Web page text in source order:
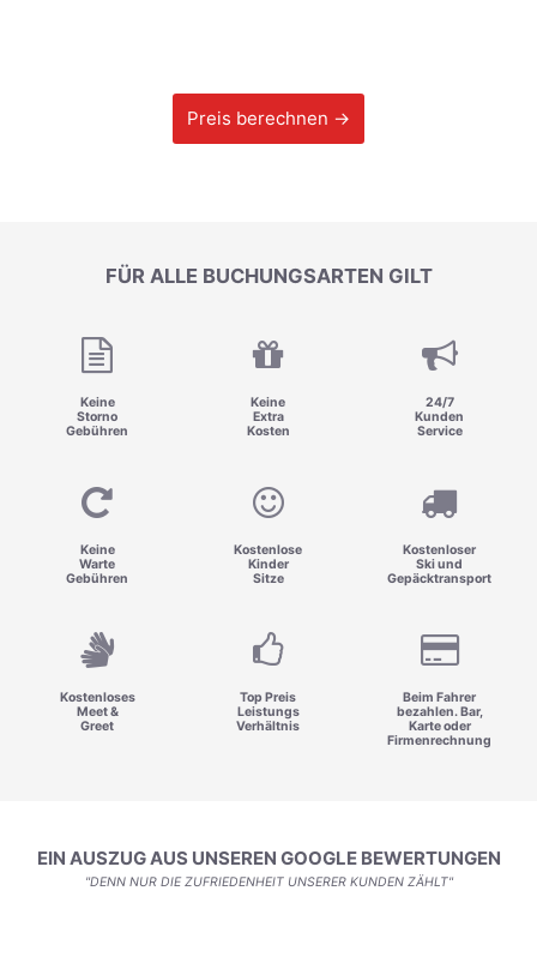
Preis berechnen →
FÜR ALLE BUCHUNGSARTEN GILT
Keine
Storno
Gebühren
Keine
Extra
Kosten
24/7
Kunden
Service
Keine
Warte
Gebühren
Kostenlose
Kinder
Sitze
Kostenloser
Ski und
Gepäcktransport
Kostenloses
Meet &
Greet
Top Preis
Leistungs
Verhältnis
Beim Fahrer
bezahlen. Bar,
Karte oder
Firmenrechnung
EIN AUSZUG AUS UNSEREN GOOGLE BEWERTUNGEN
"DENN NUR DIE ZUFRIEDENHEIT UNSERER KUNDEN ZÄHLT"